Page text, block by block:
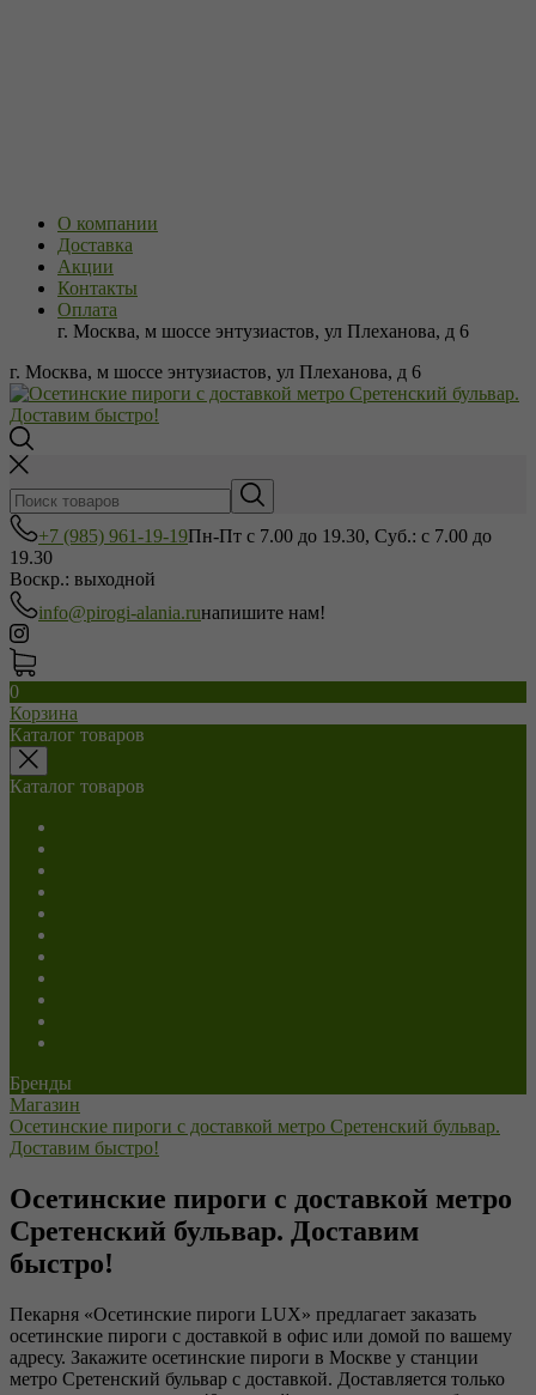
О компании
Доставка
Акции
Контакты
Оплата
г. Москва, м шоссе энтузиастов, ул Плеханова, д 6
г. Москва, м шоссе энтузиастов, ул Плеханова, д 6
+7 (985) 961-19-19Пн-Пт с 7.00 до 19.30, Суб.: с 7.00 до
19.30
Воскр.: выходной
info@pirogi-alania.ruнапишите нам!
0
Корзина
Каталог товаров
Каталог товаров
Бренды
Магазин
Осетинские пироги с доставкой метро Сретенский бульвар.
Доставим быстро!
Осетинские пироги с доставкой метро
Сретенский бульвар. Доставим
быстро!
Пекарня «Осетинские пироги LUX» предлагает заказать
осетинские пироги с доставкой в офис или домой по вашему
адресу. Закажите осетинские пироги в Москве у станции
метро Сретенский бульвар с доставкой. Доставляется только